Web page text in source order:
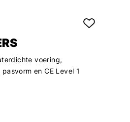
voering,
en CE Level 1